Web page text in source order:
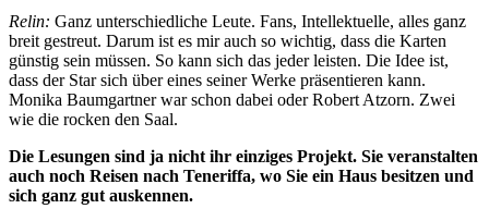
Relin: Ganz unterschiedliche Leute. Fans, Intellektuelle, alles ganz
breit gestreut. Darum ist es mir auch so wichtig, dass die Karten
günstig sein müssen. So kann sich das jeder leisten. Die Idee ist,
dass der Star sich über eines seiner Werke präsentieren kann.
Monika Baumgartner war schon dabei oder Robert Atzorn. Zwei
wie die rocken den Saal.
Die Lesungen sind ja nicht ihr einziges Projekt. Sie veranstalten
auch noch Reisen nach Teneriffa, wo Sie ein Haus besitzen und
sich ganz gut auskennen.